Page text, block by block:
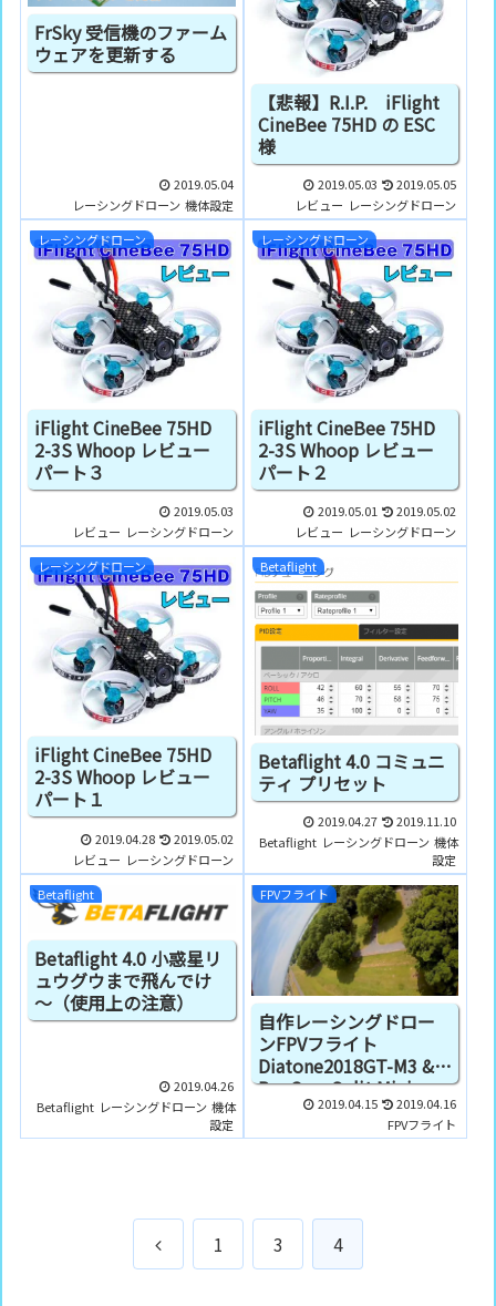
FrSky 受信機のファーム
ウェアを更新する
2019.05.04
レーシングドローン 機体設定
【悲報】R.I.P. iFlight
CineBee 75HD の ESC
様
2019.05.03
2019.05.05
レビュー レーシングドローン
レーシングドローン
iFlight CineBee 75HD
2-3S Whoop レビュー
パート３
2019.05.03
レビュー レーシングドローン
レーシングドローン
iFlight CineBee 75HD
2-3S Whoop レビュー
パート２
2019.05.01
2019.05.02
レビュー レーシングドローン
レーシングドローン
iFlight CineBee 75HD
2-3S Whoop レビュー
パート１
2019.04.28
2019.05.02
レビュー レーシングドローン
Betaflight
Betaflight 4.0 コミュニ
ティ プリセット
2019.04.27
2019.11.10
Betaflight レーシングドローン 機体
設定
Betaflight
Betaflight 4.0 小惑星リ
ュウグウまで飛んでけ
～（使用上の注意）
2019.04.26
Betaflight レーシングドローン 機体
設定
FPVフライト
自作レーシングドロー
ンFPVフライト
Diatone2018GT-M3 &
RunCam Split Mini
2019.04.15
2019.04.16
FPVフライト
前
1 3 4